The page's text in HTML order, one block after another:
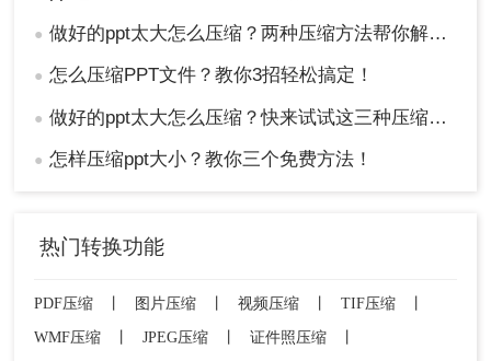
● 做好的ppt太大怎么压缩？两种压缩方法帮你解决！
● 怎么压缩PPT文件？教你3招轻松搞定！
● 做好的ppt太大怎么压缩？快来试试这三种压缩方法！
● 怎样压缩ppt大小？教你三个免费方法！
热门转换功能
PDF压缩 图片压缩 视频压缩 TIF压缩
WMF压缩
JPEG压缩 证件照压缩